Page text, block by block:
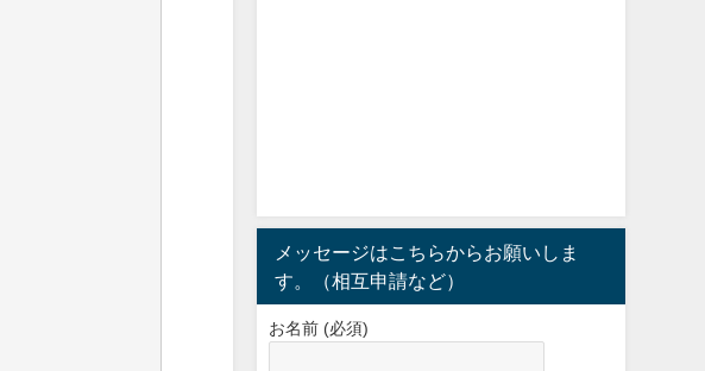
メッセージはこちらからお願いしま
す。（相互申請など）
お名前 (必須)